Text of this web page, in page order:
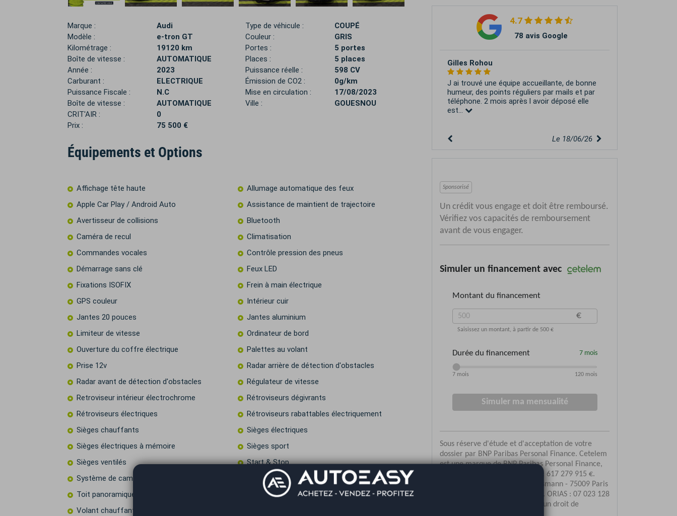
Marque :
Audi
Modèle :
e-tron GT
Kilométrage :
19120 km
Boîte de vitesse :
AUTOMATIQUE
Année :
2023
Carburant :
ELECTRIQUE
Puissance Fiscale :
N.C
Boîte de vitesse :
AUTOMATIQUE
CRIT'AIR :
0
Prix :
75 500 €
Type de véhicule :
COUPÉ
Couleur :
GRIS
Portes :
5 portes
Places :
5 places
Puissance réelle :
598 CV
Émission de CO2 :
0g/km
Mise en circulation :
17/08/2023
Ville :
GOUESNOU
Équipements et Options
Affichage tête haute
Allumage automatique des feux
Apple Car Play / Android Auto
Assistance de maintient de trajectoire
Avertisseur de collisions
Bluetooth
Caméra de recul
Climatisation
Commandes vocales
Contrôle pression des pneus
Démarrage sans clé
Feux LED
Fixations ISOFIX
Frein à main électrique
GPS couleur
Intérieur cuir
Jantes 20 pouces
Jantes aluminium
Limiteur de vitesse
Ordinateur de bord
Ouverture du coffre électrique
Palettes au volant
Prise 12v
Radar arrière de détection d'obstacles
Radar avant de détection d'obstacles
Régulateur de vitesse
Retroviseur intérieur électrochrome
Rétroviseurs dégivrants
Rétroviseurs électriques
Rétroviseurs rabattables électriquement
Sièges chauffants
Sièges électriques
Sièges électriques à mémoire
Sièges sport
Sièges ventilés
Start & Stop
Système de caméras 360°
Système de détection d'obstacles
Toit panoramique
Vitres surteintées
Volant chauffant
4.7
78 avis Google
Romain Roget
Equipe sympa, professionnelle et efficace.
Véhicule vendu en à peine 3 semaines.
Le 01/06/26